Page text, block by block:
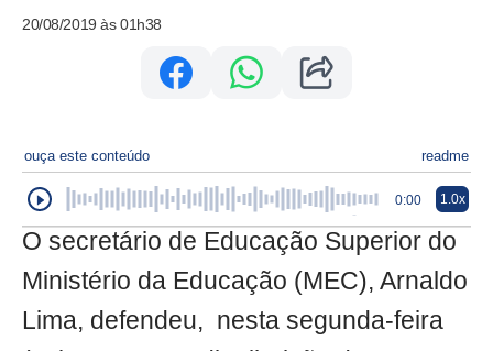
20/08/2019 às 01h38
ouça este conteúdo readme
0:00 1.0x
O secretário de Educação Superior do
Ministério da Educação (MEC), Arnaldo
Lima, defendeu, nesta segunda-feira